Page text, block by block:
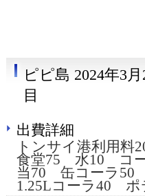
ピピ島 2024年3
目
出費詳細
トンサイ港利用
食堂75 水10 コ
当70 缶コーラ
1.25Lコーラ40 ポ